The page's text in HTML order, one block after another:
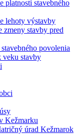
platnosti stavebného
lehoty výstavby
zmeny stavby pred
povolenia
veku stavby
Kežmarku
úrad Kežmarok